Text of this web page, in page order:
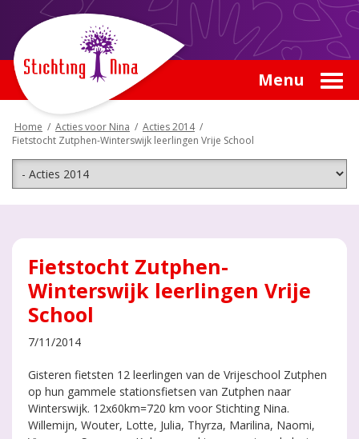
Menu
Home / Acties voor Nina / Acties 2014/
Fietstocht Zutphen-Winterswijk leerlingen Vrije School
Fietstocht Zutphen-
Winterswijk leerlingen Vrije
School
7/11/2014
Gisteren fietsten 12 leerlingen van de Vrijeschool Zutphen
op hun gammele stationsfietsen van Zutphen naar
Winterswijk. 12x60km=720 km voor Stichting Nina.
Willemijn, Wouter, Lotte, Julia, Thyrza, Marilina, Naomi,